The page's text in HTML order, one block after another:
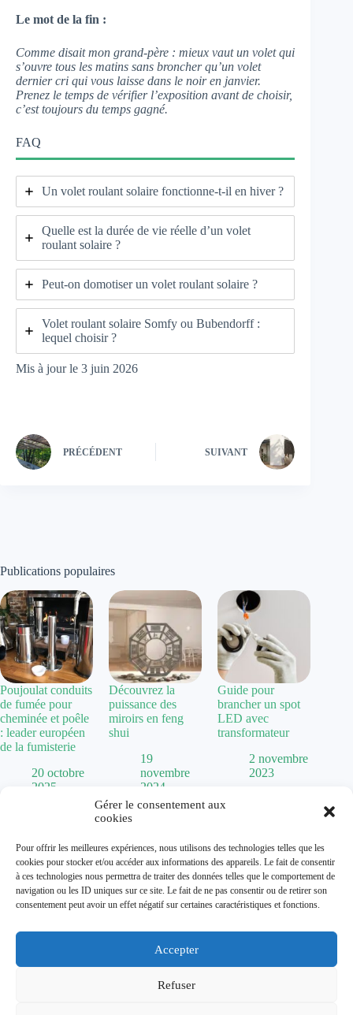
Gérer le consentement aux
cookies
Pour offrir les meilleures expériences, nous utilisons des technologies telles que les
cookies pour stocker et/ou accéder aux informations des appareils. Le fait de consentir
à ces technologies nous permettra de traiter des données telles que le comportement de
navigation ou les ID uniques sur ce site. Le fait de ne pas consentir ou de retirer son
consentement peut avoir un effet négatif sur certaines caractéristiques et fonctions.
Accepter
Refuser
Le mot de la fin :
Comme disait mon grand-père : mieux vaut un volet qui
s’ouvre tous les matins sans broncher qu’un volet
dernier cri qui vous laisse dans le noir en janvier.
Prenez le temps de vérifier l’exposition avant de choisir,
c’est toujours du temps gagné.
FAQ
Un volet roulant solaire fonctionne-t-il en hiver ?
Quelle est la durée de vie réelle d’un volet
roulant solaire ?
Peut-on domotiser un volet roulant solaire ?
Volet roulant solaire Somfy ou Bubendorff :
lequel choisir ?
Mis à jour le 3 juin 2026
PRÉCÉDENT SUIVANT
Publications populaires
Poujoulat conduits
de fumée pour
cheminée et poêle
: leader européen
de la fumisterie
20 octobre
2025
Découvrez la
puissance des
miroirs en feng
shui
19
novembre
2024
Guide pour
brancher un spot
LED avec
transformateur
2 novembre
2023
Mentions Légales
Plan de site
Contact
À propos
Dolum magazine vous guide dans l'art de transformer votre
habitat. De lachaise Baumannvintage aux tendances comme
, nous explorons toutes les facettes de la